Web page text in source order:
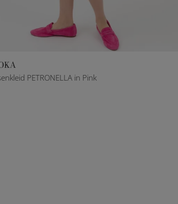
PETRONELLA in Pink